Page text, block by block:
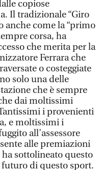
copiose
Il tradizionale “Giro
anche come la “primo
corsa, ha
che merita per la
Ferrara che
o costeggiate
solo una delle
che è sempre
dai moltissimi
i provenienti
e moltissimi i
all’assessore
alle premiazioni
sottolineato questo
di questo sport.